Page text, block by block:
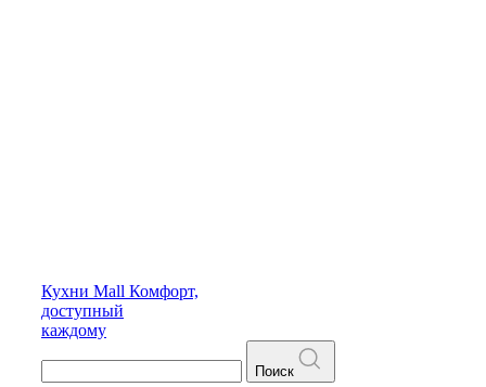
Кухни Mall Комфорт,
доступный
каждому
Поиск